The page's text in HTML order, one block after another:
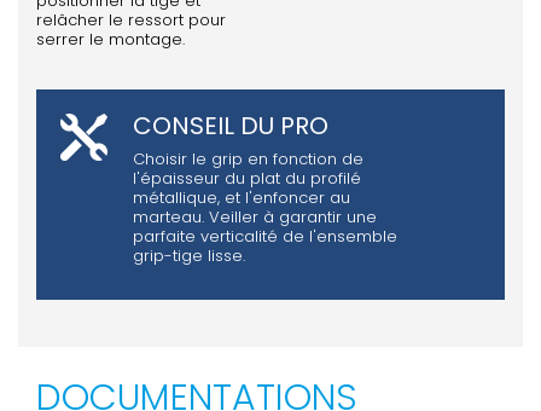
relâcher le ressort pour
serrer le montage.
CONSEIL DU PRO
Choisir le grip en fonction de
l'épaisseur du plat du profilé
métallique, et l'enfoncer au
marteau. Veiller à garantir une
parfaite verticalité de l'ensemble
grip-tige lisse.
DOCUMENTATIONS